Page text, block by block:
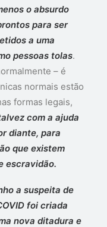
o absurdo
para ser
a uma
pessoas tolas.
– é
normais estão
formas legais,
com a ajuda
diante, para
que existem
escravidão.
a suspeita de
foi criada
nova ditadura e